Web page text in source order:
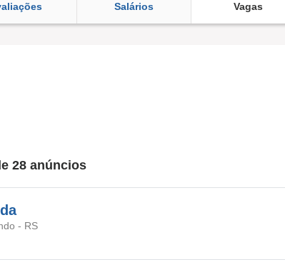
Salários Vagas
28 anúncios
- RS